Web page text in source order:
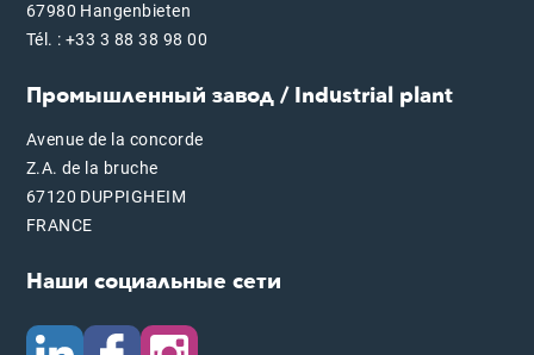
67980 Hangenbieten
Tél. : +33 3 88 38 98 00
Промышленный завод / Industrial plant
Avenue de la concorde
Z.A. de la bruche
67120 DUPPIGHEIM
FRANCE
Наши социальные сети